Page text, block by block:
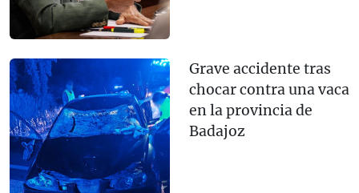
Grave accidente tras
chocar contra una vaca
en la provincia de
Badajoz